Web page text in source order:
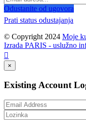
Odustanite od ugovora
Prati status odustajanja
© Copyright 2024 Moje
Izrada PARIS - uslužno

×
Existing Account